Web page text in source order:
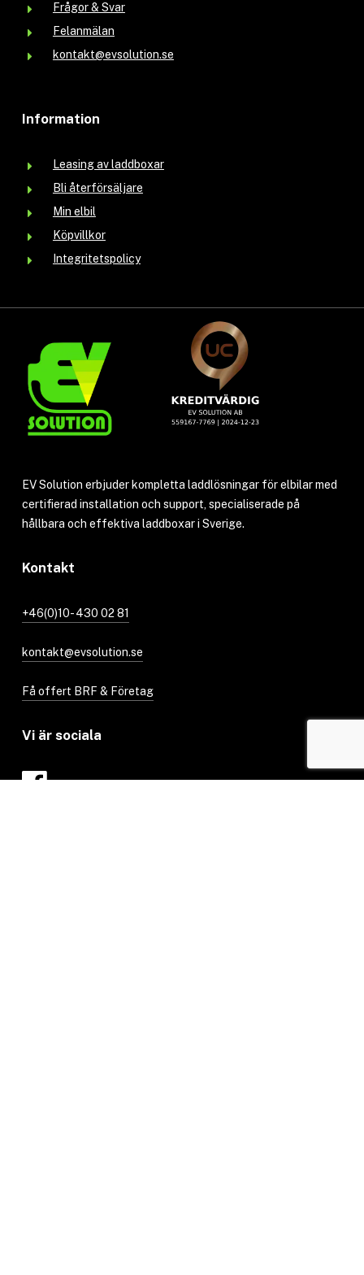
Frågor & Svar
Felanmälan
kontakt@evsolution.se
Information
Leasing av laddboxar
Bli återförsäljare
Min elbil
Köpvillkor
Integritetspolicy
EV Solution erbjuder kompletta laddlösningar för elbilar med
certifierad installation och support, specialiserade på
hållbara och effektiva laddboxar i Sverige.
Kontakt
+46(0)10- 430 02 81
kontakt@evsolution.se
Få offert BRF & Företag
Vi är sociala